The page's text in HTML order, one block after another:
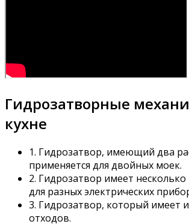
Гидрозатворные
кухне
1. Гидрозатвор, имеющий два
применяется для двойных моек.
2. Гидрозатвор имеет
для разных электрических
3. Гидрозатвор, который имеет
отходов.